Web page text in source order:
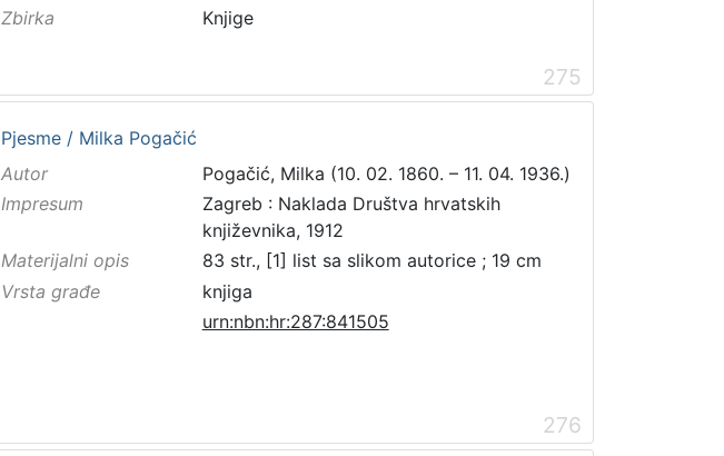
Zbirka
Knjige
275
Pjesme / Milka Pogačić
Autor
Pogačić, Milka (10. 02. 1860. – 11. 04. 1936.)
Impresum
Zagreb : Naklada Društva hrvatskih
književnika, 1912
Materijalni opis
83 str., [1] list sa slikom autorice ; 19 cm
Vrsta građe
knjiga
urn:nbn:hr:287:841505
276